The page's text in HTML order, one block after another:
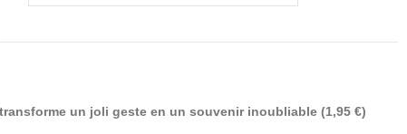
un joli geste en un souvenir inoubliable (1,95 €)